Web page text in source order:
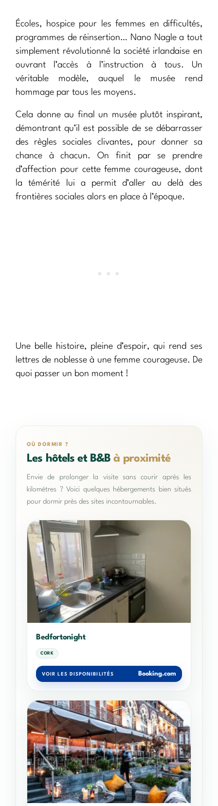
Écoles, hospice pour les femmes en difficultés,
programmes de réinsertion… Nano Nagle a tout
simplement révolutionné la société irlandaise en
ouvrant l’accès à l’instruction à tous. Un
véritable modèle, auquel le musée rend
hommage par tous les moyens.
Cela donne au final un musée plutôt inspirant,
démontrant qu’il est possible de se débarrasser
des règles sociales clivantes, pour donner sa
chance à chacun. On finit par se prendre
d’affection pour cette femme courageuse, dont
la témérité lui a permit d’aller au delà des
frontières sociales alors en place à l’époque.
Une belle histoire, pleine d’espoir, qui rend ses
lettres de noblesse à une femme courageuse. De
quoi passer un bon moment !
OÙ DORMIR ?
Les hôtels et B&Bà proximité
Envie de prolonger la visite sans courir après les
kilomètres ? Voici quelques hébergements bien situés
pour dormir près des sites incontournables.
Bedfortonight
CORK
VOIR LES DISPONIBILITÉS Booking.com